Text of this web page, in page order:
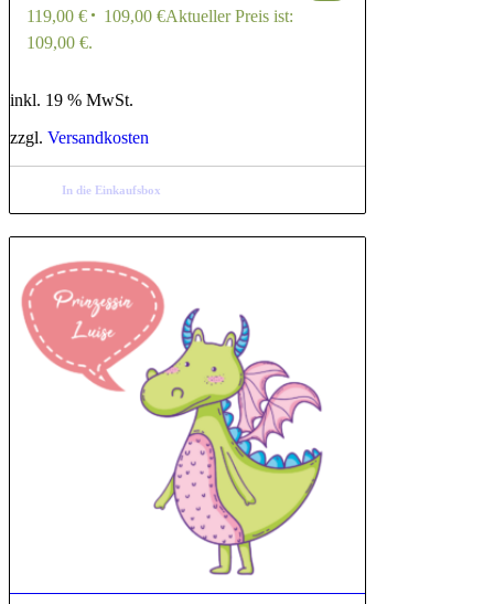
119,00 €
109,00 €Aktueller Preis ist:
109,00 €.
inkl. 19 % MwSt.
zzgl. Versandkosten
In die Einkaufsbox